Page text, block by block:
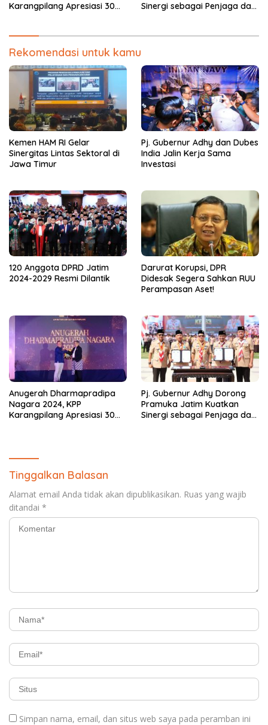
Karangpilang Apresiasi 30
Sinergi sebagai Penjaga dan
Rekomendasi untuk kamu
Kemen HAM RI Gelar
Sinergitas Lintas Sektoral di
Jawa Timur
Pj. Gubernur Adhy dan Dubes
India Jalin Kerja Sama
Investasi
120 Anggota DPRD Jatim
2024-2029 Resmi Dilantik
Darurat Korupsi, DPR
Didesak Segera Sahkan RUU
Perampasan Aset!
Anugerah Dharmapradipa
Nagara 2024, KPP
Karangpilang Apresiasi 30
Pj. Gubernur Adhy Dorong
Pramuka Jatim Kuatkan
Sinergi sebagai Penjaga dan
Tinggalkan Balasan
Alamat email Anda tidak akan dipublikasikan. Ruas yang wajib
ditandai *
Simpan nama, email, dan situs web saya pada peramban ini